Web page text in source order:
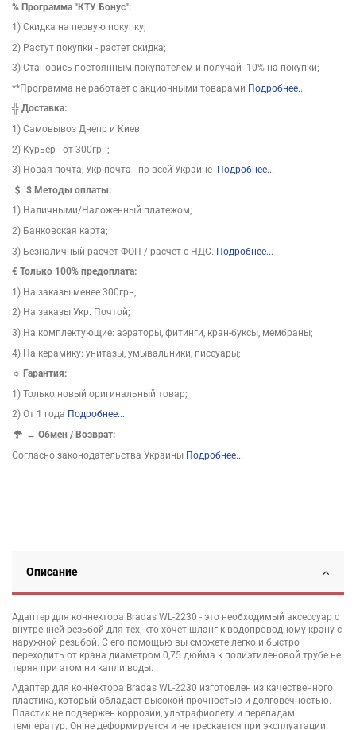
% Программа "КТУ Бонус":
1) Скидка на первую покупку;
2) Растут покупки - растет скидка;
3) Становись постоянным покупателем и получай -10% на покупки;
**Программа не работает с акционными товарами Подробнее...
╬ Доставка:
1) Самовывоз Днепр и Киев
2) Курьер - от 300грн;
3) Новая почта, Укр почта - по всей Украине Подробнее...
$Методы оплаты:
1) Наличными/Наложенный платежом;
2) Банковская карта;
3) Безналичный расчет ФОП / расчет с НДС. Подробнее...
€ Только 100% предоплата:
1) На заказы менее 300грн;
2) На заказы Укр. Почтой;
3) На комплектующие: аэраторы, фитинги, кран-буксы, мембраны;
4) На керамику: унитазы, умывальники, писсуары;
☼ Гарантия:
1) Только новый оригинальный товар;
2) От 1 года Подробнее...
↔Обмен / Возврат:
Согласно законодательства Украины Подробнее...
Описание
Адаптер для коннектора Bradas WL-2230 - это необходимый аксессуар с
внутренней резьбой для тех, кто хочет шланг к водопроводному крану с
наружной резьбой. С его помощью вы сможете легко и быстро
переходить от крана диаметром 0,75 дюйма к полиэтиленовой трубе не
теряя при этом ни капли воды.
Адаптер для коннектора Bradas WL-2230 изготовлен из качественного
пластика, который обладает высокой прочностью и долговечностью.
Пластик не подвержен коррозии, ультрафиолету и перепадам
температур. Он не деформируется и не трескается при эксплуатации.